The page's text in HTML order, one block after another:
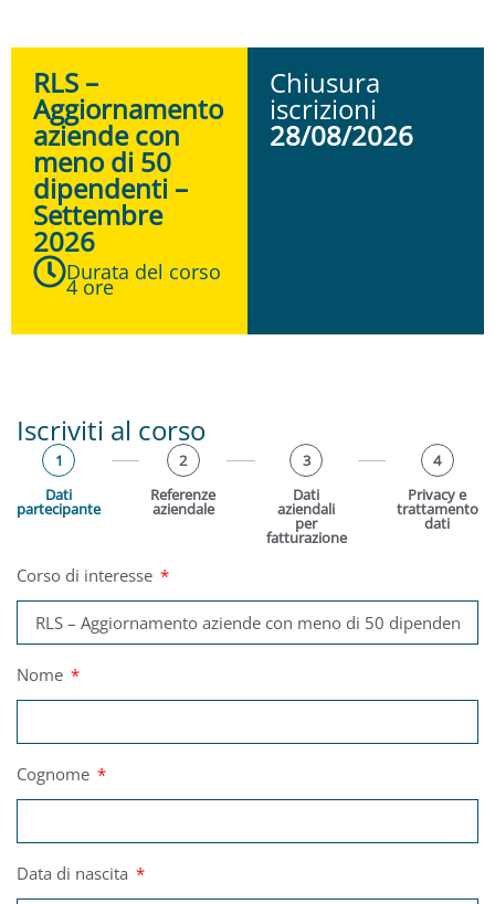
RLS –
Aggiornamento
aziende con
meno di 50
dipendenti –
Settembre
2026
Durata del corso
4 ore
Chiusura
iscrizioni
28/08/2026
Iscriviti al corso
1
Dati
partecipante
2
Referenze
aziendale
3
Dati
aziendali
per
fatturazione
4
Privacy e
trattamento
dati
Corso di interesse
Nome
Cognome
Data di nascita